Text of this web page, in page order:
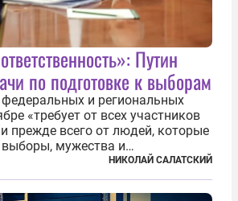
Путин
по подготовке к выборам
федеральных и региональных
«требует от всех участников
и прежде всего от людей, которые
выборы, мужества и
отношения к формированию
президент Владимир Путин
5 августа в Кремле...
НИКОЛАЙ САЛАТСКИЙ